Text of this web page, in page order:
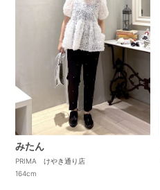
みたん
PRIMA けやき通り店
164cm